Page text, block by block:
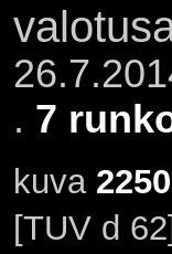
. 7
kuva
[TUV d